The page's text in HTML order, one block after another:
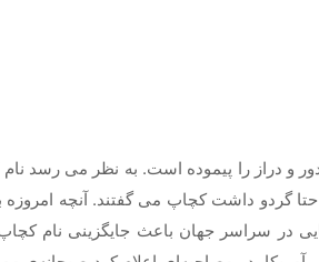
دراز را پیموده است. به نظر می رسد نام
حتا گردو داشت کچاپ می گفتند. آنچه
در سراسر جهان باعث جایگزینی نام